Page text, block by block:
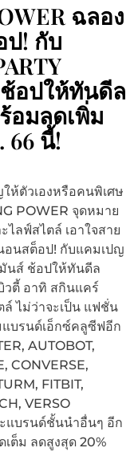
ฉลอง
ป! กับ
อปให้ทันดีล
อมลดเพิ่ม
66 นี้!
ห้ตัวเองหรือคนพิเศษ
POWER จุดหมาย
ลฟ์สไตล์ เอาใจสาย
อนสต็อป! กับแคมเปญ
นส์ ช้อปให้ทันดีล
วตี้ อาทิ สกินแคร์
ไม่ว่าจะเป็น แฟชั่น
แบรนด์เอ็กซ์คลูซีฟอีก
AUTOBOT,
CONVERSE,
FITBIT,
VERSO
แบรนด์ชั้นนำอื่นๆ อีก
ต็ม ลดสูงสุด 20%